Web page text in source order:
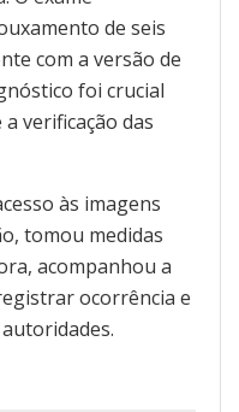
de seis
com a versão de
foi crucial
verificação das
às imagens
tomou medidas
acompanhou a
ocorrência e